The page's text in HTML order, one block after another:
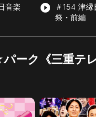
音楽
play_circle_filled
＃154 津縁
祭・前編
ーク《三重テ